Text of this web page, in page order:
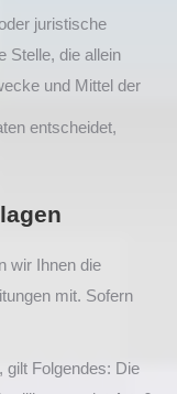
juristische
Stelle, die allein
und Mittel der
entscheidet,
wir Ihnen die
mit. Sofern
gilt Folgendes: Die